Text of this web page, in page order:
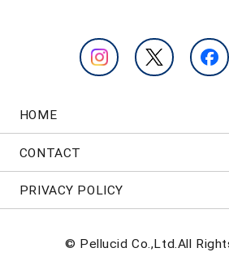
HOME
CONTACT
PRIVACY POLICY
© Pellucid Co.,Ltd.All